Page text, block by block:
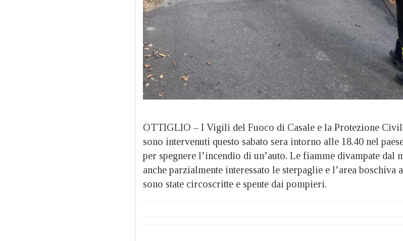
OTTIGLIO – I Vigili del Fuoco di Casale e la Protezione
sono intervenuti questo sabato sera intorno alle 18.40 nel
per spegnere l’incendio di un’auto. Le fiamme divampate dal
anche parzialmente interessato le sterpaglie e l’area boschiva
sono state circoscritte e spente dai pompieri.